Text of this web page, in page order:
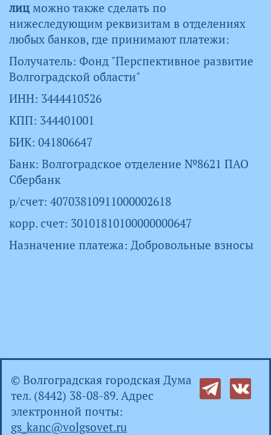
лиц можно также сделать по
нижеследующим реквизитам в отделениях
любых банков, где принимают платежи:
Получатель: Фонд "Перспективное развитие
Волгоградской области"
ИНН: 3444410526
КПП: 344401001
БИК: 041806647
Банк: Волгоградское отделение №8621 ПАО
Сбербанк
р/счет: 40703810911000002618
корр. счет: 30101810100000000647
Назначение платежа: Добровольные взносы
© Волгоградская городская Дума
тел. (8442) 38-08-89. Адрес
электронной почты:
gs_kanc@volgsovet.ru